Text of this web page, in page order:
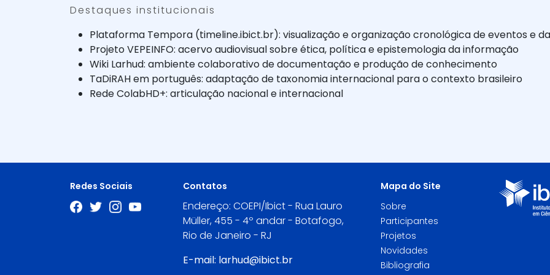
Destaques institucionais
Plataforma Tempora (timeline.ibict.br): visualização e organização cronológica de eventos e
Projeto VEPEINFO: acervo audiovisual sobre ética, política e epistemologia da informação
Wiki Larhud: ambiente colaborativo de documentação e produção de conhecimento
TaDiRAH em português: adaptação de taxonomia internacional para o contexto brasileiro
Rede ColabHD+: articulação nacional e internacional
Redes Sociais Contatos
Endereço: COEPI/Ibict - Rua Lauro
Müller, 455 - 4º andar - Botafogo,
Rio de Janeiro - RJ
E-mail: larhud@ibict.br
Mapa do Site
Sobre
Participantes
Projetos
Novidades
Bibliografia